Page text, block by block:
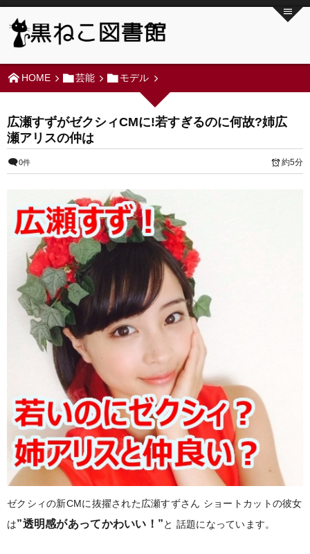
HOME 芸能 モデル
広瀬すずがゼクシィCMに!若すぎるのに何故?姉広
瀬アリスの仲は
0件 約5分
ゼクシィの新CMに抜擢された広瀬すずさん ショートカットの彼女
は”透明感があってかわいい！”と 話題になっています。